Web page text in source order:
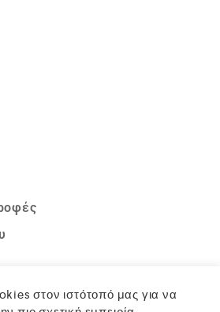
στον ιστότοπό μας για να